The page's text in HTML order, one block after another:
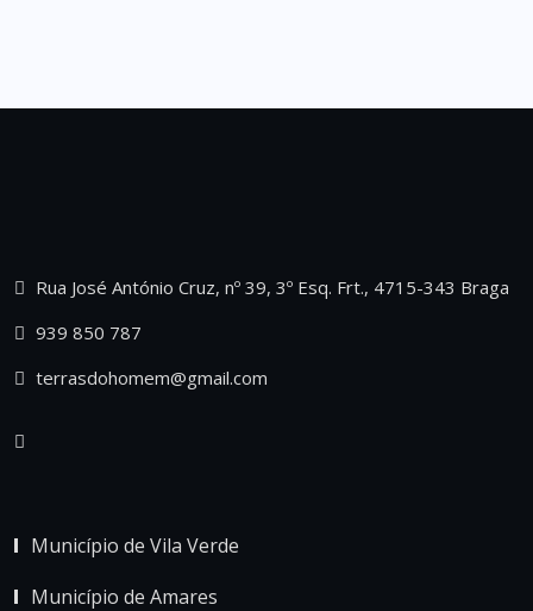
Rua José António Cruz, nº 39, 3º Esq. Frt., 4715-343 Braga
939 850 787
terrasdohomem@gmail.com
Município de Vila Verde
Município de Amares